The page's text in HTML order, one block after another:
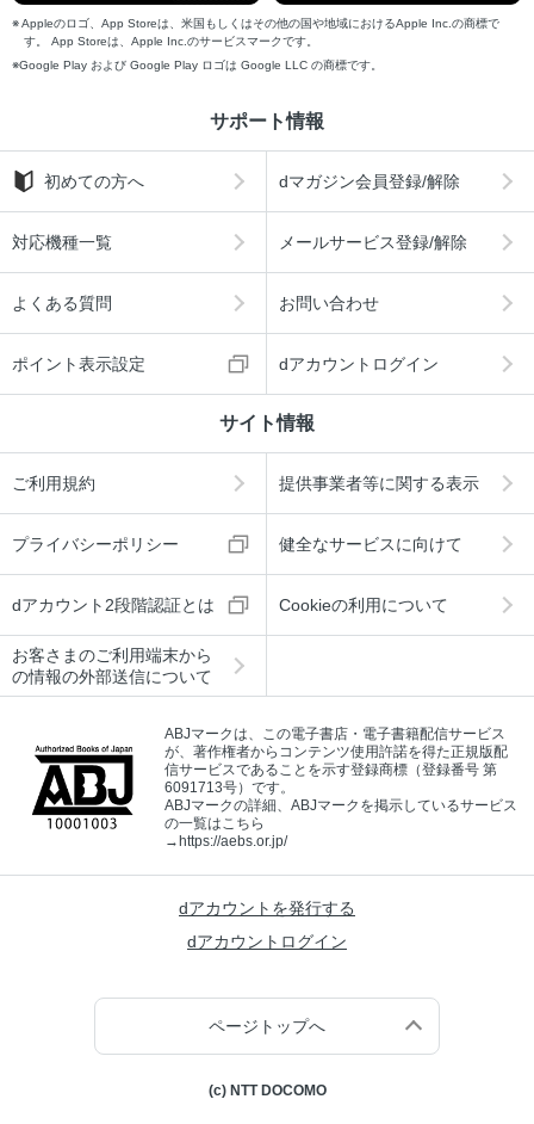
Appleのロゴ、App Storeは、米国もしくはその他の国や地域におけるApple Inc.の商標で
す。 App Storeは、Apple Inc.のサービスマークです。
Google Play および Google Play ロゴは Google LLC の商標です。
サポート情報
初めての方へ dマガジン会員登録/解除
対応機種一覧 メールサービス登録/解除
よくある質問 お問い合わせ
ポイント表示設定 dアカウントログイン
サイト情報
ご利用規約 提供事業者等に関する表示
プライバシーポリシー 健全なサービスに向けて
dアカウント2段階認証とは Cookieの利用について
お客さまのご利用端末から
の情報の外部送信について
ABJマークは、この電子書店・電子書籍配信サービス
が、著作権者からコンテンツ使用許諾を得た正規版配
信サービスであることを示す登録商標（登録番号 第
6091713号）です。
ABJマークの詳細、ABJマークを掲示しているサービス
の一覧はこちら
→https://aebs.or.jp/
dアカウントを発行する
dアカウントログイン
ページトップへ
(c) NTT DOCOMO